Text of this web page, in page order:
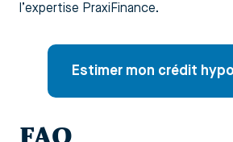
l’expertise PraxiFinance.
Estimer mon crédit